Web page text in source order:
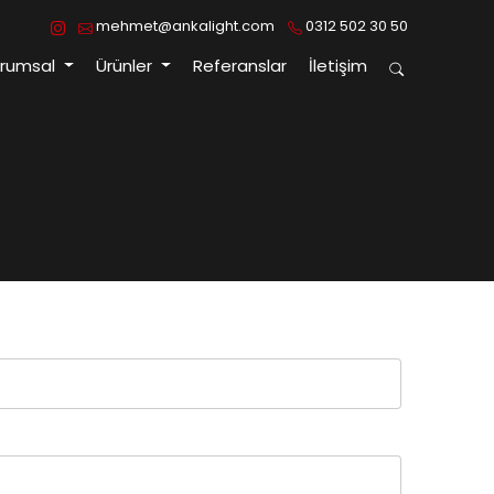
mehmet@ankalight.com 0312 502 30 50
Ürünler Referanslar İletişim